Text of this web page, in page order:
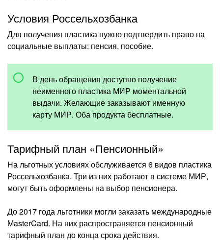
Условия Россельхозбанка
Для получения пластика нужно подтвердить право на
социальные выплаты: пенсия, пособие.
В день обращения доступно получение
неименного пластика МИР моментальной
выдачи. Желающие заказывают именную
карту МИР. Оба продукта бесплатные.
Тарифный план «Пенсионный»
На льготных условиях обслуживается 6 видов пластика
Россельхозбанка. Три из них работают в системе МИР,
могут быть оформлены на выбор пенсионера.
До 2017 года льготники могли заказать международные
MasterCard. На них распространяется пенсионный
тарифный план до конца срока действия.